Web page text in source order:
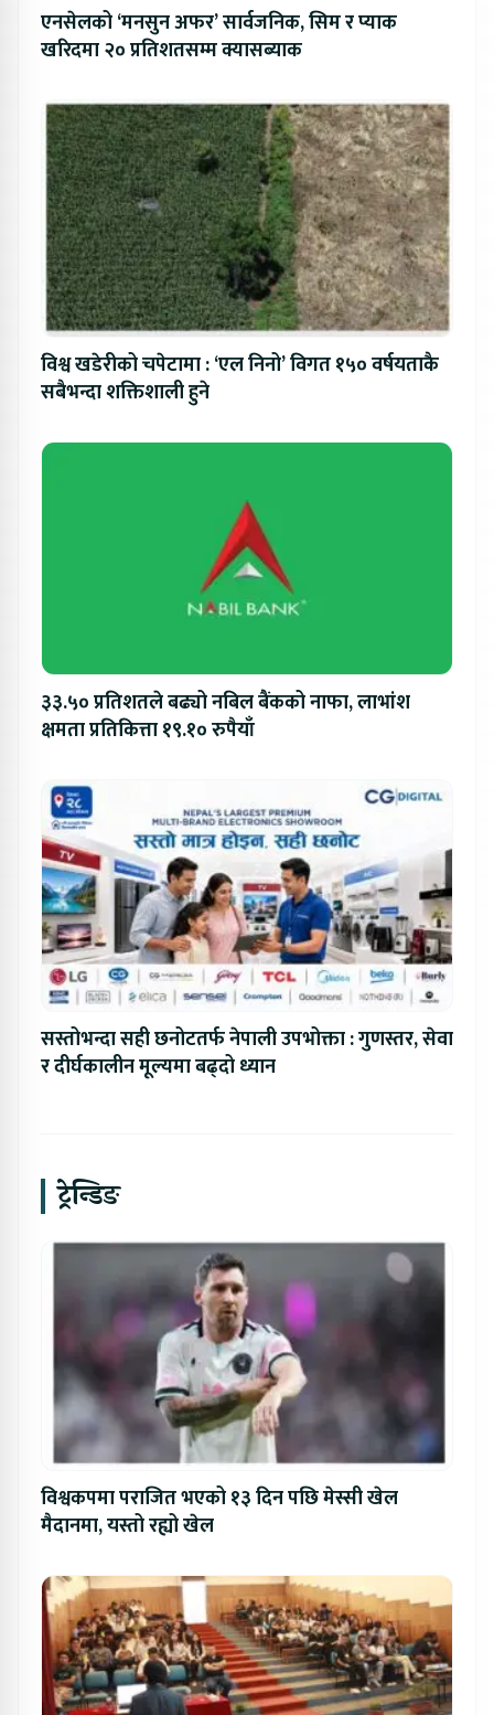
एनसेलको ‘मनसुन अफर’ सार्वजनिक, सिम र प्याक
खरिदमा २० प्रतिशतसम्म क्यासब्याक
विश्व खडेरीको चपेटामा : ‘एल निनो’ विगत १५० वर्षयताकै
सबैभन्दा शक्तिशाली हुने
३३.५० प्रतिशतले बढ्यो नबिल बैंकको नाफा, लाभांश
क्षमता प्रतिकित्ता १९.१० रुपैयाँ
सस्तोभन्दा सही छनोटतर्फ नेपाली उपभोक्ता : गुणस्तर, सेवा
र दीर्घकालीन मूल्यमा बढ्दो ध्यान
ट्रेन्डिङ
विश्वकपमा पराजित भएको १३ दिन पछि मेस्सी खेल
मैदानमा, यस्तो रह्यो खेल